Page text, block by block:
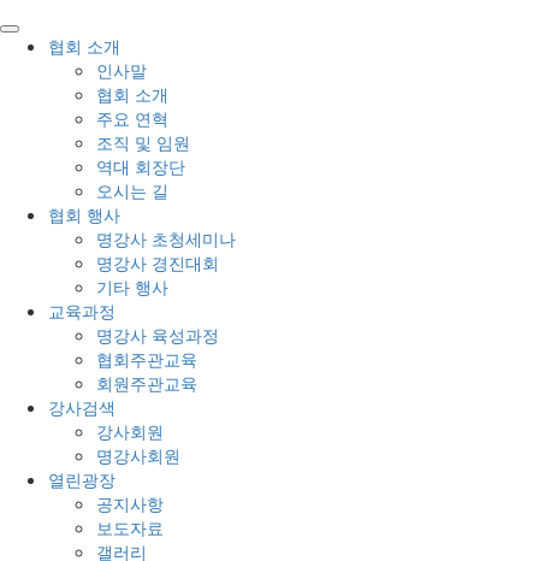
협회 소개
인사말
협회 소개
주요 연혁
조직 및 임원
역대 회장단
오시는 길
협회 행사
명강사 초청세미나
명강사 경진대회
기타 행사
교육과정
명강사 육성과정
협회주관교육
회원주관교육
강사검색
강사회원
명강사회원
열린광장
공지사항
보도자료
갤러리